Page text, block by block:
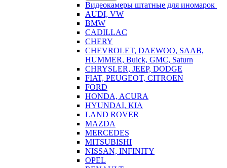
Видеокамеры штатные для иномарок
AUDI, VW
BMW
CADILLAC
CHERY
CHEVROLET, DAEWOO, SAAB,
HUMMER, Buick, GMC, Saturn
CHRYSLER, JEEP, DODGE
FIAT, PEUGEOT, CITROEN
FORD
HONDA, ACURA
HYUNDAI, KIA
LAND ROVER
MAZDA
MERCEDES
MITSUBISHI
NISSAN, INFINITY
OPEL